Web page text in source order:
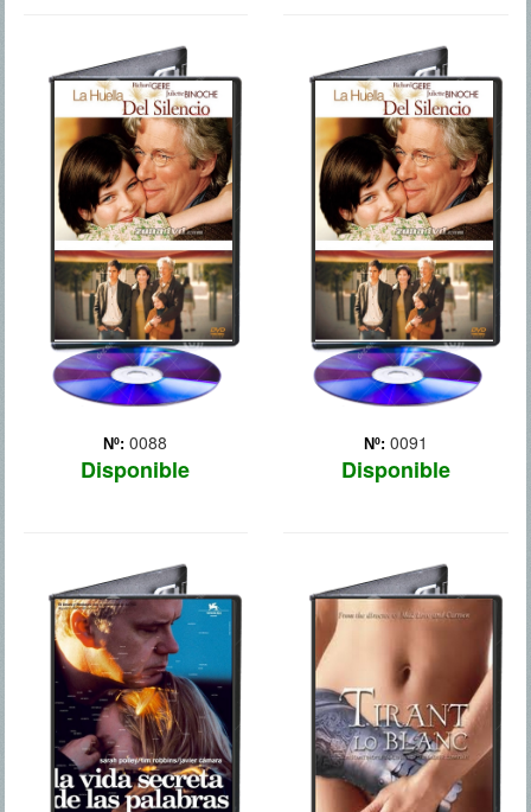
Nº: 0088
Disponible
LA HUELLA
DEL SILENCIO
Nº: 0091
Disponible
LA HUELLA
DEL SILENCIO
LA VIDA
SECRETA DE LAS
PALABRAS
TIRANTE EL